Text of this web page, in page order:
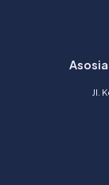
Jl.